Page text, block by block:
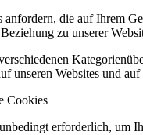
die auf Ihrem
zu unserer
unseren Websites und
Cookies
erforderlich, um